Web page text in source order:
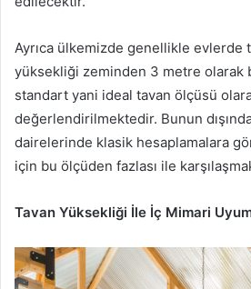
Ayrıca ülkemizde genellikle evlerde
yüksekliği zeminden 3 metre olarak
standart yani ideal tavan ölçüsü
değerlendirilmektedir. Bunun
dairelerinde klasik hesaplamalara
için bu ölçüden fazlası ile
Tavan Yüksekliği İle İç Mimari